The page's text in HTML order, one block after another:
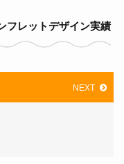
フレットデザイン実績
NEXT